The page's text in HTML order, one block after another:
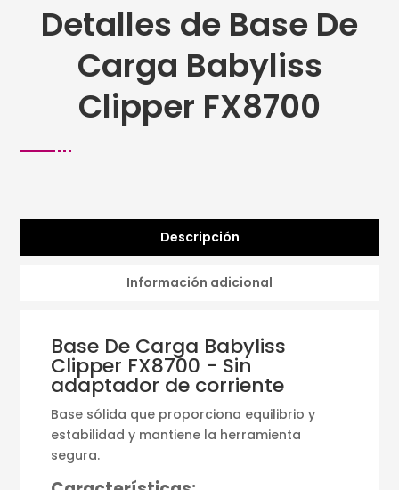
Detalles de Base De
Carga Babyliss
Clipper FX8700
Descripción
Información adicional
Base De Carga Babyliss
Clipper FX8700 - Sin
adaptador de corriente
Base sólida que proporciona equilibrio y
estabilidad y mantiene la herramienta
segura.